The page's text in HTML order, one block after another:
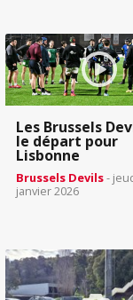
Les Brussels
le départ pour
Lisbonne
Brussels Devils-
janvier 2026